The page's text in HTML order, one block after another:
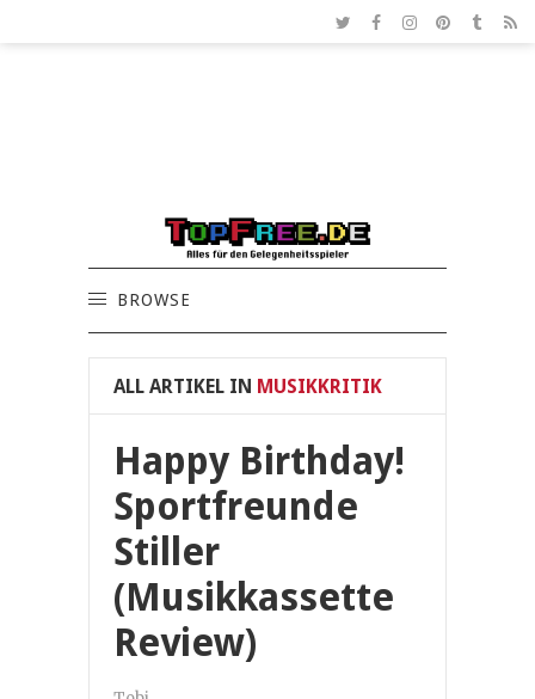
BROWSE
ALL ARTIKEL IN MUSIKKRITIK
Happy Birthday!
Sportfreunde
Stiller
(Musikkassette
Review)